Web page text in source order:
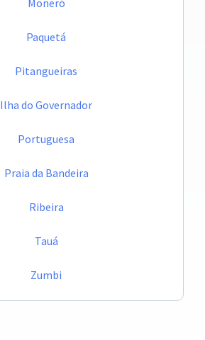
Moneró
Paquetá
Pitangueiras
Ilha do Governador
Portuguesa
Praia da Bandeira
Ribeira
Tauá
Zumbi